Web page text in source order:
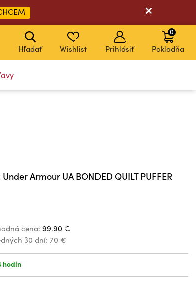
Hľadať Wishlist Prihlásiť Pokladňa
0
Armour UA BONDED QUILT PUFFER
cena: 99.90 €
30 dní: 70 €
hodín